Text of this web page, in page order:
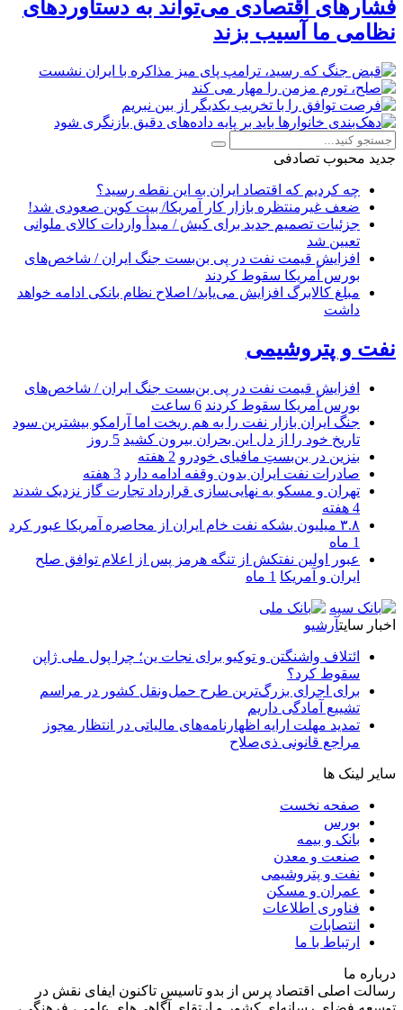
فشارهای اقتصادی می‌تواند به دستاوردهای
نظامی ما آسیب بزند
جدید محبوب تصادفی
چه کردیم که اقتصاد ایران به این نقطه رسید؟
ضعف غیرمنتظره بازار کار آمریکا/ بیت کوین صعودی شد!
جزئیات تصمیم جدید برای کیش / مبدأ واردات کالای ملوانی
تعیین شد
افزایش قیمت نفت در پی بن‌بست جنگ ایران / شاخص‌های
بورس آمریکا سقوط کردند
مبلغ کالابرگ افزایش می‌یابد/ اصلاح نظام بانکی ادامه خواهد
داشت
نفت و پتروشیمی
افزایش قیمت نفت در پی بن‌بست جنگ ایران / شاخص‌های
بورس آمریکا سقوط کردند 6 ساعت
جنگ ایران بازار نفت را به هم ریخت اما آرامکو بیشترین سود
تاریخ خود را از دل این بحران بیرون کشید 5 روز
بنزین در بن‌بستِ مافیای خودرو 2 هفته
صادرات نفت ایران بدون وقفه ادامه دارد 3 هفته
تهران و مسکو به نهایی‌سازی قرارداد تجارت گاز نزدیک شدند
4 هفته
۳.۸ میلیون بشکه نفت خام ایران از محاصره آمریکا عبور کرد
1 ماه
عبور اولین نفتکش از تنگه هرمز پس از اعلام توافق صلح
ایران و آمریکا 1 ماه
اخبار سایتآرشیو
ائتلاف واشنگتن و توکیو برای نجات ین؛ چرا پول ملی ژاپن
سقوط کرد؟
برای اجرای بزرگ‌ترین طرح حمل‌ونقل کشور در مراسم
تشییع آمادگی داریم
تمدید مهلت ارایه اظهارنامه‌های مالیاتی در انتظار مجوز
مراجع قانونی ذی‌‏صلاح
سایر لینک ها
صفحه نخست
بورس
بانک و بیمه
صنعت و معدن
نفت و پتروشیمی
عمران و مسکن
فناوری اطلاعات
انتصابات
ارتباط با ما
درباره ما
رسالت اصلی اقتصاد پرس از بدو تاسیس تاکنون ایفای نقش در